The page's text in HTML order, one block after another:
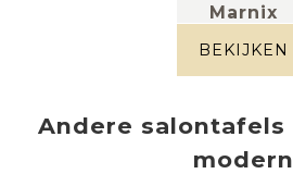
Marnix
large
hout
BEKIJKEN
Andere salontafels
modern